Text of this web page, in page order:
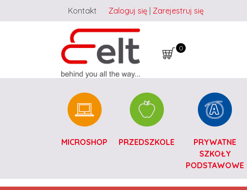
Kontakt Zaloguj się Zarejestruj się
0
MICROSHOP PRZEDSZKOLE
PRYWATNE
SZKOŁY
PODSTAWOWE